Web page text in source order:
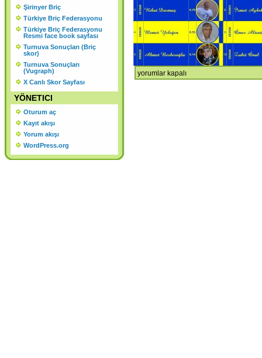
için
yorumlar kapalı
Şirinyer Briç
Türkiye Briç Federasyonu
Türkiye Briç Federasyonu
Resmi face book sayfası
Turnuva Sonuçları (Briç
skor)
Turnuva Sonuçları
(Vugraph)
X Canlı Skor Sayfası
YÖNETICI
Oturum aç
Kayıt akışı
Yorum akışı
WordPress.org